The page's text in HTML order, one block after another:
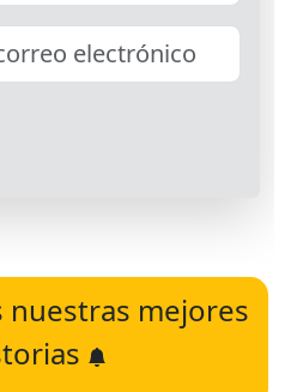
nuestras mejores